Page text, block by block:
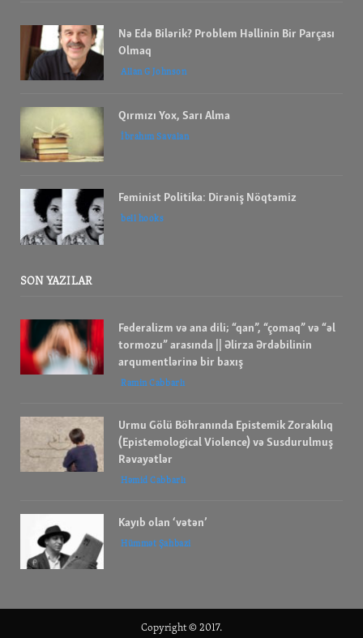
Nə Edə Bilərik? Problem Həllinin Bir Parçası
Olmaq
Allan G Johnson
Qırmızı Yox, Sarı Alma
İbrahım Savalan
Feminist Politika: Dirəniş Nöqtəmiz
bell hooks
SON YAZILAR
Federalizm və ana dili; “qan”, “çomaq” və “əl
tormozu” arasında || Əlirza Ərdəbilinin
arqumentlərinə bir baxış
Ramin Cabbarlı
Urmu Gölü Böhranında Epistemik Zorakılıq
(Epistemological Violence) və Susdurulmuş
Rəvayətlər
Həmid Cabbarlı
Kayıb olan ‘vətən’
Hümmət Şahbazi
Copyright © 2017.